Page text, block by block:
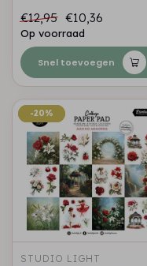
€12,95 €10,36
Op voorraad
Snel toevoegen
-20%
-20%
STUDIO LIGHT